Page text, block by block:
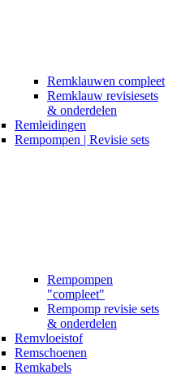
Remklauwen compleet
Remklauw revisiesets
& onderdelen
Remleidingen
Rempompen | Revisie sets
Rempompen
"compleet"
Rempomp revisie sets
& onderdelen
Remvloeistof
Remschoenen
Remkabels